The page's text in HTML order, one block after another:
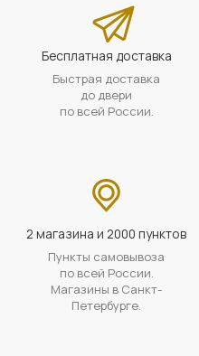
Бесплатная доставка
Быстрая доставка
до двери
по всей России.
2 магазина и 2000 пунктов
Пункты самовывоза
по всей России.
Магазины в Санкт-
Петербурге.